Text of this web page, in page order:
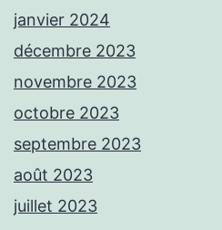
janvier 2024
décembre 2023
novembre 2023
octobre 2023
septembre 2023
août 2023
juillet 2023